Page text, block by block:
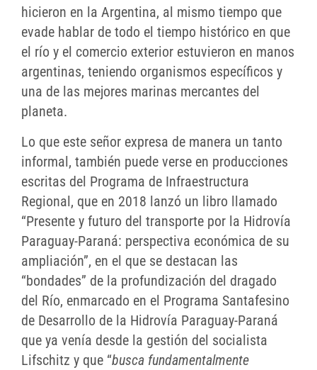
hicieron en la Argentina, al mismo tiempo que
evade hablar de todo el tiempo histórico en que
el río y el comercio exterior estuvieron en manos
argentinas, teniendo organismos específicos y
una de las mejores marinas mercantes del
planeta.
Lo que este señor expresa de manera un tanto
informal, también puede verse en producciones
escritas del Programa de Infraestructura
Regional, que en 2018 lanzó un libro llamado
“Presente y futuro del transporte por la Hidrovía
Paraguay-Paraná: perspectiva económica de su
ampliación”, en el que se destacan las
“bondades” de la profundización del dragado
del Río, enmarcado en el Programa Santafesino
de Desarrollo de la Hidrovía Paraguay-Paraná
que ya venía desde la gestión del socialista
Lifschitz y que “busca fundamentalmente